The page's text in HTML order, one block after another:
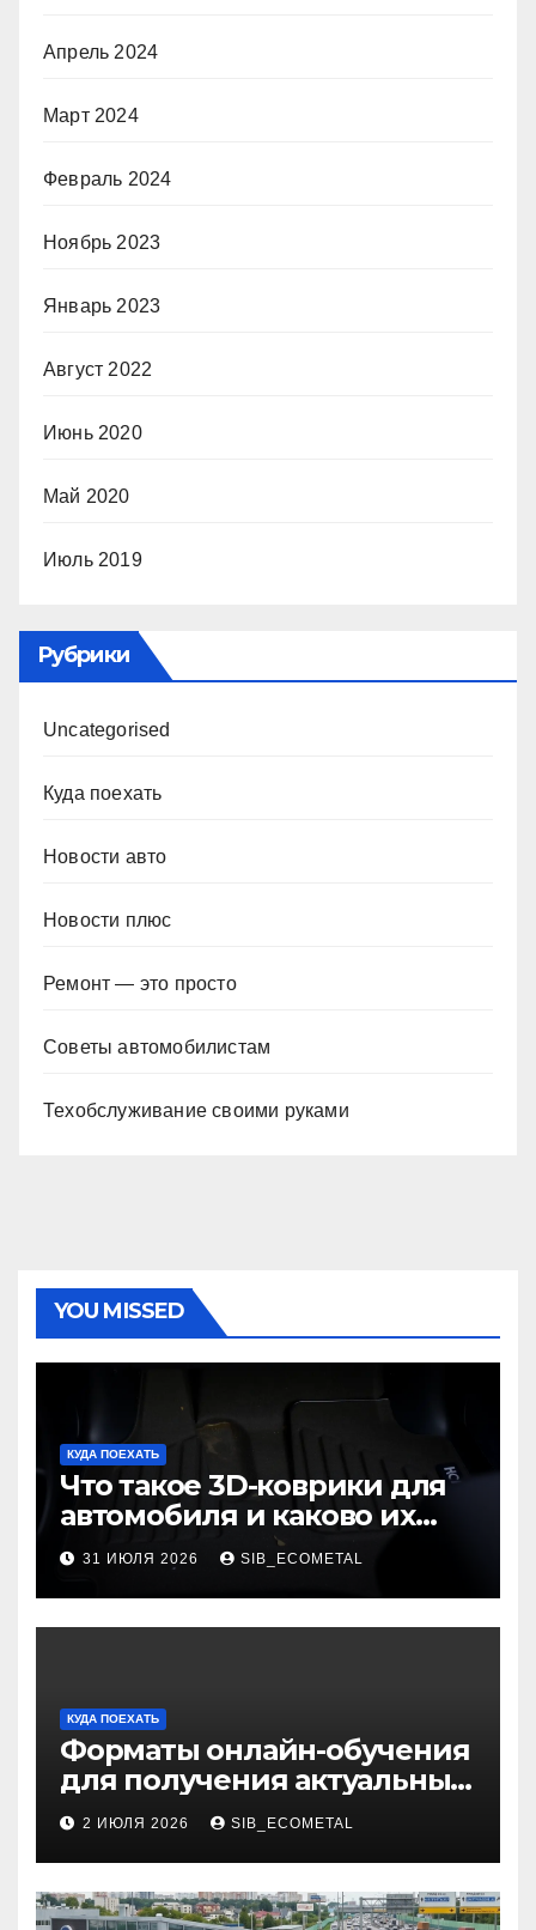
Апрель 2024
Март 2024
Февраль 2024
Ноябрь 2023
Январь 2023
Август 2022
Июнь 2020
Май 2020
Июль 2019
Рубрики
Uncategorised
Куда поехать
Новости авто
Новости плюс
Ремонт — это просто
Советы автомобилистам
Техобслуживание своими руками
YOU MISSED
КУДА ПОЕХАТЬ
Что такое 3D-коврики для
автомобиля и каково их
основное назначение
31 ИЮЛЯ 2026 SIB_ECOMETAL
КУДА ПОЕХАТЬ
Форматы онлайн-обучения
для получения актуальных
профессий
2 ИЮЛЯ 2026 SIB_ECOMETAL